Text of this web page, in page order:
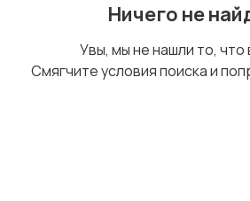
Ничего не
Увы, мы не нашли то, что
Смягчите условия поиска и